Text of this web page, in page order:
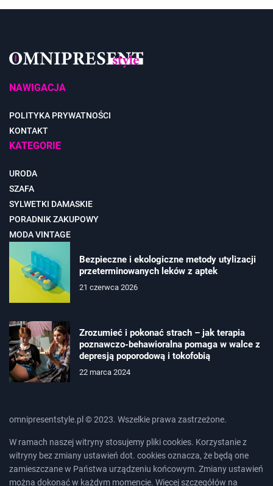
NAWIGACJA
POLITYKA PRYWATNOŚCI
KONTAKT
KATEGORIE
URODA
SZAFA
SYLWETKI DAMASKIE
PORADNIK ZAKUPOWY
MODA VINTAGE
Bezpieczne i ekologiczne metody utylizacji
przeterminowanych leków z aptek
21 czerwca 2026
Zrozumieć i pokonać strach – jak terapia
poznawczo-behawioralna pomaga w walce z
depresją poporodową i tokofobią
22 marca 2024
omnipresentstyle.pl © 2023. Wszelkie prawa zastrzeżone.
W ramach naszej witryny stosujemy pliki cookies. Korzystanie z
witryny bez zmiany ustawień dot. cookies oznacza, że będą one
zamieszczane w Państwa urządzeniu końcowym. Zmiany ustawień
można dokonać w każdym momencie. Więcej szczegółów na